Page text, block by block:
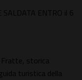
ENTRO il 6
storica
turistica della